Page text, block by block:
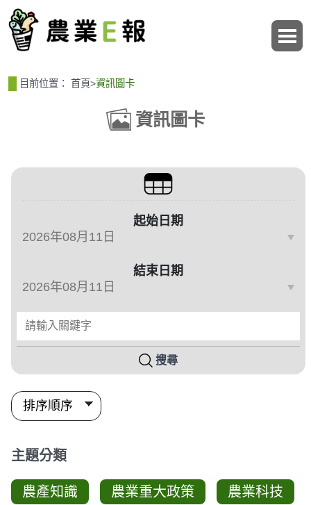
目前位置： 首頁>資訊圖卡
資訊圖卡
篩選、排序與主題分類
起始日期
結束日期
請輸入關鍵字
搜尋
主題分類
農產知識 農業重大政策 農業科技